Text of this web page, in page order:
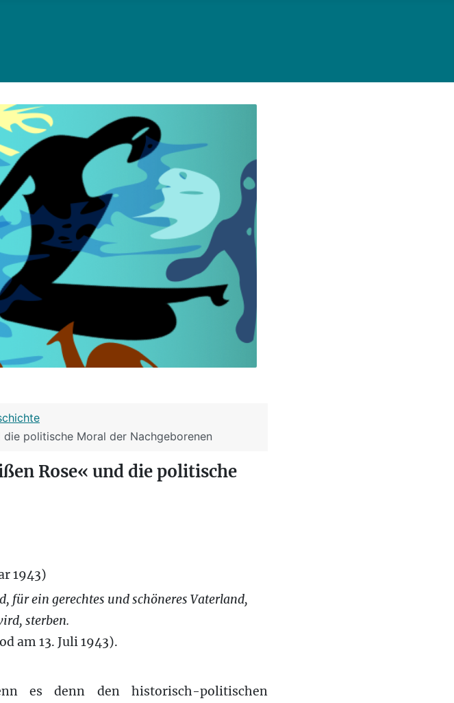
politische Moral der Nachgeborenen
Rose« und die politische
1943)
ein gerechtes und schöneres Vaterland,
sterben.
am 13. Juli 1943).
es denn den historisch-politischen